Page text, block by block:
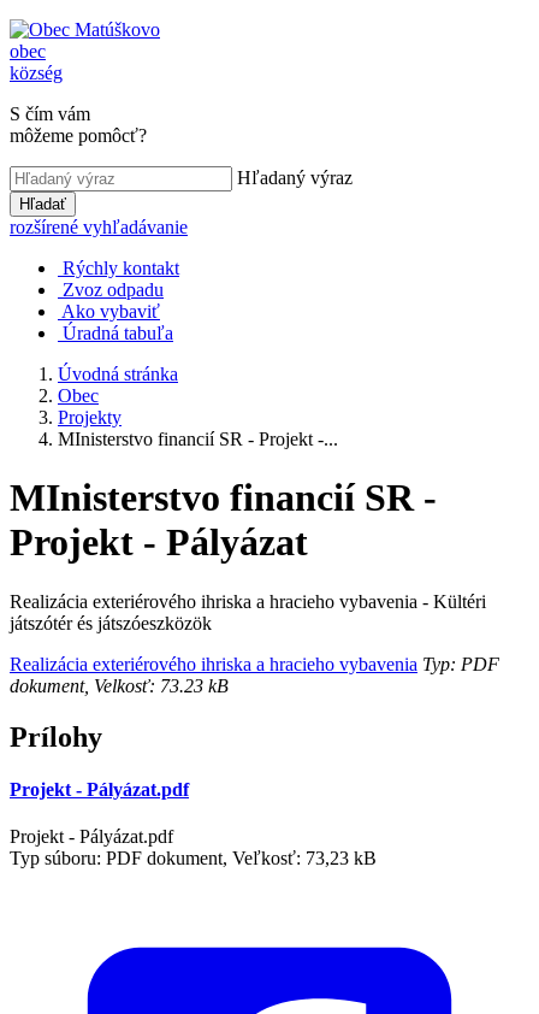
obec
község
S čím vám
môžeme pomôcť?
Hľadaný výraz
Hľadať
rozšírené vyhľadávanie
Rýchly kontakt
Zvoz odpadu
Ako vybaviť
Úradná tabuľa
Úvodná stránka
Obec
Projekty
MInisterstvo financií SR - Projekt -...
MInisterstvo financií SR -
Projekt - Pályázat
Realizácia exteriérového ihriska a hracieho vybavenia - Kültéri
játszótér és játszóeszközök
Realizácia exteriérového ihriska a hracieho vybavenia Typ: PDF
dokument, Velkosť: 73.23 kB
Prílohy
Projekt - Pályázat.pdf
Projekt - Pályázat.pdf
Typ súboru: PDF dokument, Veľkosť: 73,23 kB